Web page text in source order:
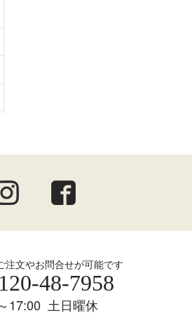
注文やお問合せが可能です
48-7958
17:00 土日曜休